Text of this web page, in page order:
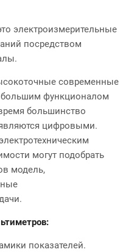
электроизмерительные
посредством
современные
большим функционалом
большинство
цифровыми.
могут подобрать
модель,
показателей.